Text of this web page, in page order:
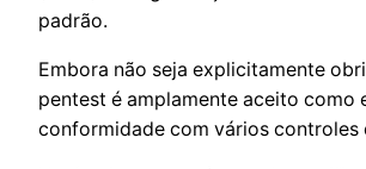
padrão.
Embora não seja explicitamente
pentest é amplamente aceito como
conformidade com vários controles